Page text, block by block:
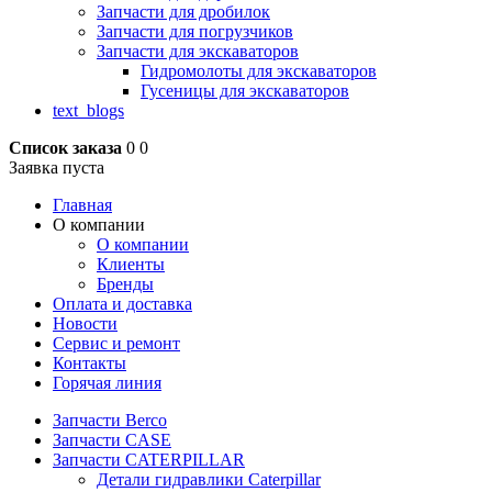
Запчасти для дробилок
Запчасти для погрузчиков
Запчасти для экскаваторов
Гидромолоты для экскаваторов
Гусеницы для экскаваторов
text_blogs
Список заказа 0 0
Заявка пуста
Главная
О компании
О компании
Клиенты
Бренды
Оплата и доставка
Новости
Сервис и ремонт
Контакты
Горячая линия
Запчасти Berco
Запчасти CASE
Запчасти CATERPILLAR
Детали гидравлики Caterpillar